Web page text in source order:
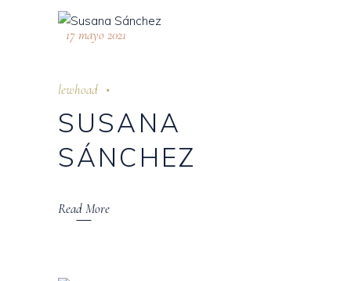
17 mayo 2021
lewhoad
SUSANA
SÁNCHEZ
Read More